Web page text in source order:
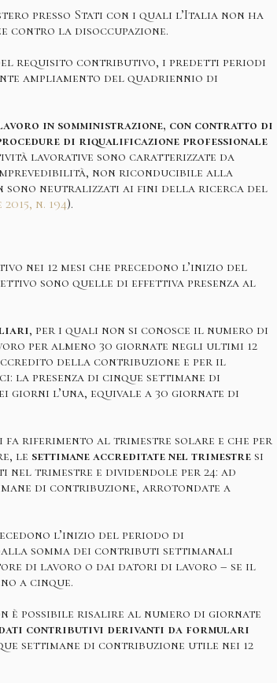
presso Stati con i quali l’Italia non ha
contro la disoccupazione.
requisito contributivo, i predetti periodi
ampliamento del quadriennio di
in somministrazione, con contratto di
di riqualificazione professionale
lavorative sono caratterizzate da
non riconducibile alla
sono neutralizzati ai fini della ricerca del
n. 194).
nei 12 mesi che precedono l’inizio del
sono quelle di effettiva presenza al
, per i quali non si conosce il numero di
per almeno 30 giornate negli ultimi 12
della contribuzione e per il
la presenza di cinque settimane di
giorni l’una, equivale a 30 giornate di
fa riferimento al trimestre solare e che per
le settimane accreditate nel trimestre si
trimestre e dividendole per 24: ad
di contribuzione, arrotondate a
l’inizio del periodo di
somma dei contributi settimanali
di lavoro o dai datori di lavoro – se il
a cinque.
è possibile risalire al numero di giornate
contributivi derivanti da formulari
settimane di contribuzione utile nei 12